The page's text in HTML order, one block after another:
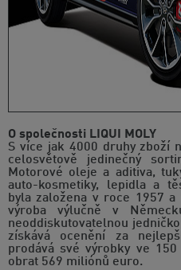
O společnosti LIQUI MOLY
S více jak 4000 druhy zboží
celosvětově jedinečný
Motorové oleje a aditiva,
auto-kosmetiky, lepidla a
byla založena v roce 1957
výroba výlučně v
neoddiskutovatelnou
získává ocenění za
prodává své výrobky ve
obrat 569 miliónů euro.